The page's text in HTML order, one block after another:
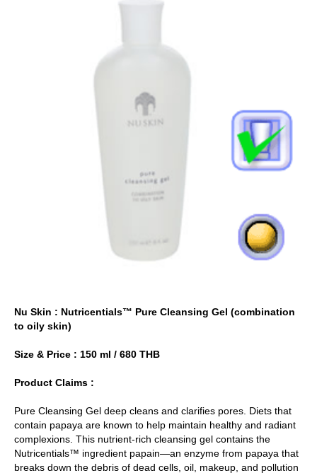
Nu Skin : Nutricentials™ Pure Cleansing Gel (combination
to oily skin)
Size & Price : 150 ml / 680 THB
Product Claims :
Pure Cleansing Gel deep cleans and clarifies pores. Diets that
contain papaya are known to help maintain healthy and radiant
complexions. This nutrient-rich cleansing gel contains the
Nutricentials™ ingredient papain—an enzyme from papaya that
breaks down the debris of dead cells, oil, makeup, and pollution